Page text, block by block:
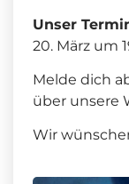
Unser
20. März um
Melde dich
über unsere
Wir